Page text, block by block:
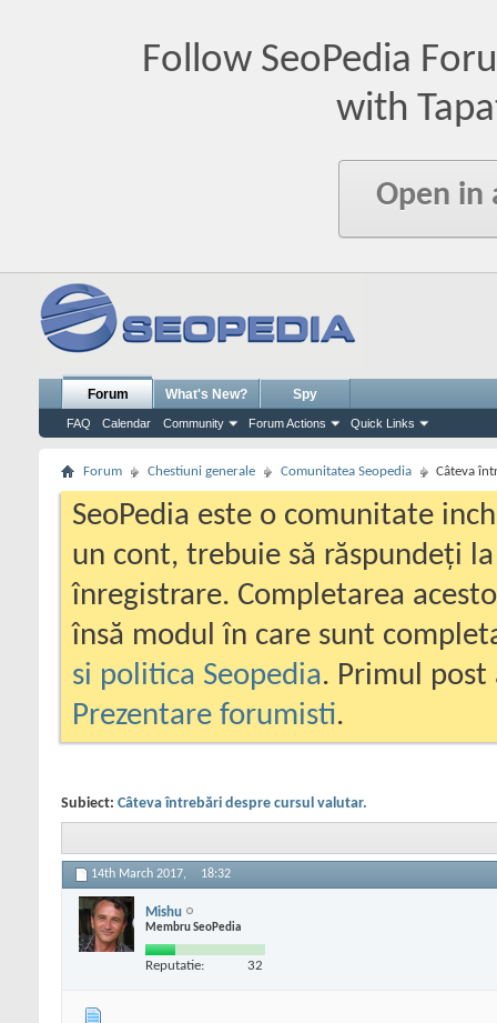
Follow SeoPedia
with
Open in
Forum
FAQ Calendar Community Forum Actions Quick Links
What's New? Spy
Forum Chestiuni generale Comunitatea Seopedia Câteva
SeoPedia este o comunitate
un cont, trebuie să răspundeți
înregistrare. Completarea
însă modul în care sunt
si politica Seopedia. Primul
Prezentare forumisti.
Subiect: Câteva întrebări despre cursul valutar.
14th March 2017, 18:32
Mishu
Membru SeoPedia
Reputatie: 32